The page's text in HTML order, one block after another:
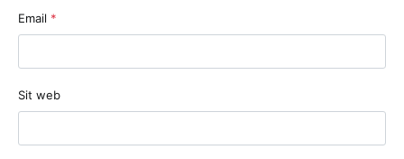
Email *
Sit web